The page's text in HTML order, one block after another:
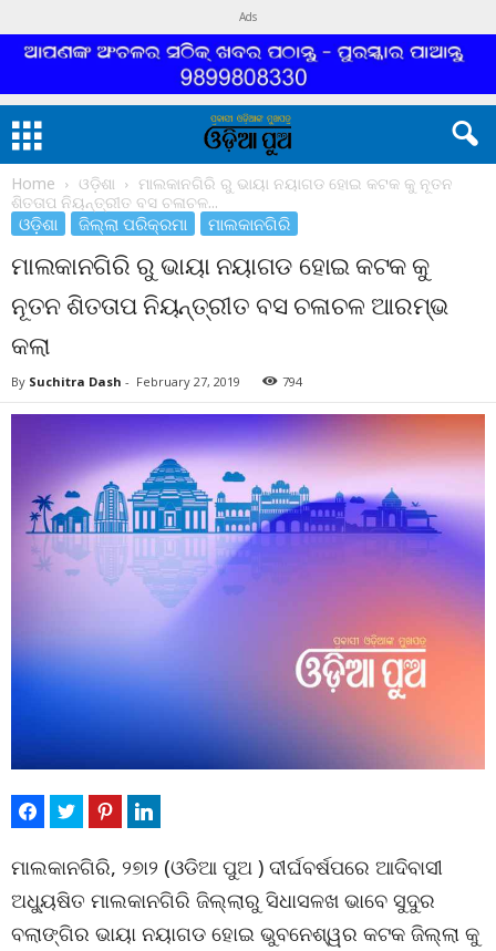
Ads
Home ଓଡ଼ିଶା
ମାଲକାନଗିରି ରୁ ଭାୟା ନୟାଗଡ ହୋଇ କଟକ କୁ ନୂତନ
ଶିତତାପ ନିୟନ୍ତ୍ରୀତ ବସ ଚଳାଚଳ...
ଓଡ଼ିଶା ଜିଲ୍ଲା ପରିକ୍ରମା ମାଲକାନଗିରି
ମାଲକାନଗିରି ରୁ ଭାୟା ନୟାଗଡ ହୋଇ କଟକ କୁ
ନୂତନ ଶିତତାପ ନିୟନ୍ତ୍ରୀତ ବସ ଚଳାଚଳ ଆରମ୍ଭ
କଲା
By Suchitra Dash - February 27, 2019 794
ମାଲକାନଗିରି, ୨୭ା୨ (ଓଡିଆ ପୁଅ ) ଦୀର୍ଘବର୍ଷପରେ ଆଦିବାସୀ
ଅଧ୍ୟୁଷିତ ମାଲକାନଗିରି ଜିଲ୍ଲାରୁ ସିଧାସଳଖ ଭାବେ ସୁଦୁର
ବଲାଙ୍ଗିର ଭାୟା ନୟାଗଡ ହୋଇ ଭୁବନେଶ୍ୱର କଟକ ଜିଲ୍ଲା କୁ